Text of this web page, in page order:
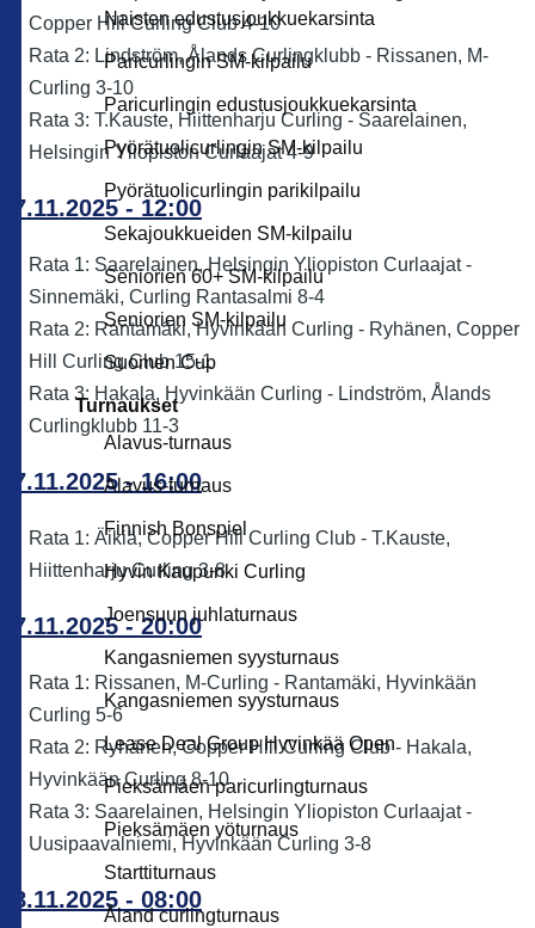
Naisten edustusjoukkuekarsinta
Paricurlingin SM-kilpailu
Paricurlingin edustusjoukkuekarsinta
Pyörätuolicurlingin SM-kilpailu
Pyörätuolicurlingin parikilpailu
Sekajoukkueiden SM-kilpailu
Seniorien 60+ SM-kilpailu
Seniorien SM-kilpailu
Suomen Cup
Turnaukset
Alavus-turnaus
Alavus-turnaus
Finnish Bonspiel
Hyvin Kaupunki Curling
Joensuun juhlaturnaus
Kangasniemen syysturnaus
Kangasniemen syysturnaus
Lease Deal Group Hyvinkää Open
Pieksämäen paricurlingturnaus
Pieksämäen yöturnaus
Starttiturnaus
Åland curlingturnaus
Copper Hill Curling Club 4-10
Rata 2: Lindström, Ålands Curlingklubb - Rissanen, M-
Curling 3-10
Rata 3: T.Kauste, Hiittenharju Curling - Saarelainen,
Helsingin Yliopiston Curlaajat 4-9
07.11.2025 - 12:00
Rata 1: Saarelainen, Helsingin Yliopiston Curlaajat -
Sinnemäki, Curling Rantasalmi 8-4
Rata 2: Rantamäki, Hyvinkään Curling - Ryhänen, Copper
Hill Curling Club 15-1
Rata 3: Hakala, Hyvinkään Curling - Lindström, Ålands
Curlingklubb 11-3
07.11.2025 - 16:00
Rata 1: Äikiä, Copper Hill Curling Club - T.Kauste,
Hiittenharju Curling 3-8
07.11.2025 - 20:00
Rata 1: Rissanen, M-Curling - Rantamäki, Hyvinkään
Curling 5-6
Rata 2: Ryhänen, Copper Hill Curling Club - Hakala,
Hyvinkään Curling 8-10
Rata 3: Saarelainen, Helsingin Yliopiston Curlaajat -
Uusipaavalniemi, Hyvinkään Curling 3-8
08.11.2025 - 08:00